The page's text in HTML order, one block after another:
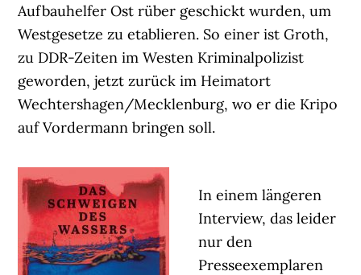
Aufbauhelfer Ost rüber geschickt wurden, um
Westgesetze zu etablieren. So einer ist Groth,
zu DDR-Zeiten im Westen Kriminalpolizist
geworden, jetzt zurück im Heimatort
Wechtershagen/Mecklenburg, wo er die Kripo
auf Vordermann bringen soll.
In einem längeren
Interview, das leider
nur den
Presseexemplaren